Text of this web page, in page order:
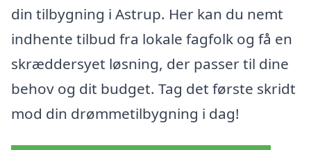
din tilbygning i Astrup. Her kan du nemt
indhente tilbud fra lokale fagfolk og få en
skræddersyet løsning, der passer til dine
behov og dit budget. Tag det første skridt
mod din drømmetilbygning i dag!